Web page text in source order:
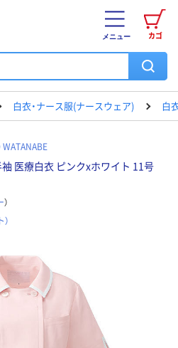
カゴ
メニュー
白衣・ナース服(ナースウェア) 白
医療白衣 ピンクxホワイト 11号
）